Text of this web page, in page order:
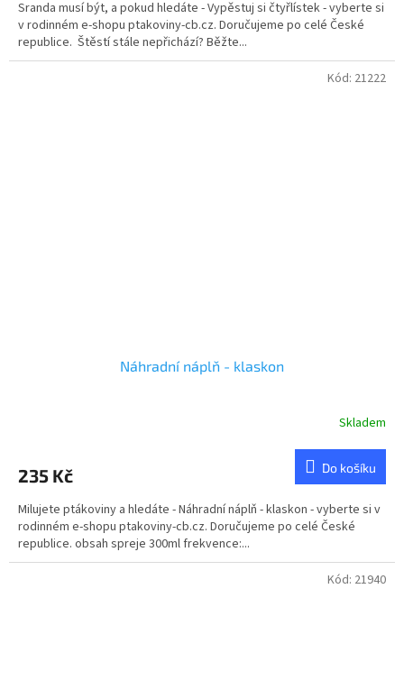
z
5
hvězdiček.
Sranda musí být, a pokud hledáte - Vypěstuj si čtyřlístek - vyberte si
v rodinném e-shopu ptakoviny-cb.cz. Doručujeme po celé České
republice. Štěstí stále nepřichází? Běžte...
Náhradní náplň - klaskon
je
z
5
hvězdiček.
Skladem
235 Kč Do košíku
Milujete ptákoviny a hledáte - Náhradní náplň - klaskon - vyberte si v
rodinném e-shopu ptakoviny-cb.cz. Doručujeme po celé České
republice. obsah spreje 300ml frekvence:...
Kód: 21222
Kód: 21940